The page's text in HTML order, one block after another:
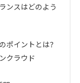
ンスはどのよう
ポイントとは？
クラウド